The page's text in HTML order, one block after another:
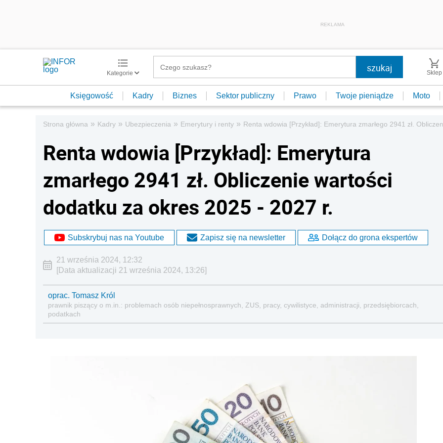
REKLAMA
Kategorie Sklep
Księgowość Kadry Biznes Sektor publiczny Prawo Twoje pieniądze Moto
Strona główna » Kadry » Ubezpieczenia » Emerytury i renty » Renta wdowia [Przykład]: Emerytura zmarłego 2941 zł.
Renta wdowia [Przykład]: Emerytura
zmarłego 2941 zł. Obliczenie wartości
dodatku za okres 2025 - 2027 r.
Subskrybuj nas na Youtube Zapisz się na newsletter Dołącz do grona ekspertów
21 września 2024, 12:32
[Data aktualizacji 21 września 2024, 13:26]
oprac. Tomasz Król
prawnik piszący o m.in.: problemach osób niepełnosprawnych, ZUS, pracy, cywilistyce, administracji, przedsiębiorcach,
podatkach